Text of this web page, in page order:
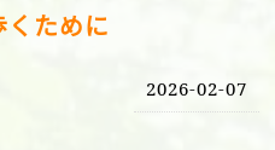
くために
2026-02-07